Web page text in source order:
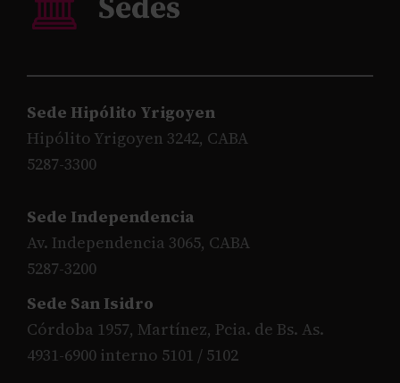
Sede Hipólito Yrigoyen
Hipólito Yrigoyen 3242, CABA
5287-3300
Sede Independencia
Av. Independencia 3065, CABA
5287-3200
Sede San Isidro
Córdoba 1957, Martínez, Pcia. de Bs. As.
4931-6900 interno 5101 / 5102